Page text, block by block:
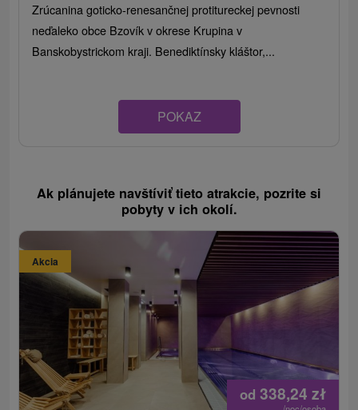
Zrúcanina goticko-renesančnej protitureckej pevnosti
neďaleko obce Bzovík v okrese Krupina v
Banskobystrickom kraji. Benediktínsky kláštor,...
POKAZ
Ak plánujete navštíviť tieto atrakcie, pozrite si
pobyty v ich okolí.
Akcia
od 338,24zł